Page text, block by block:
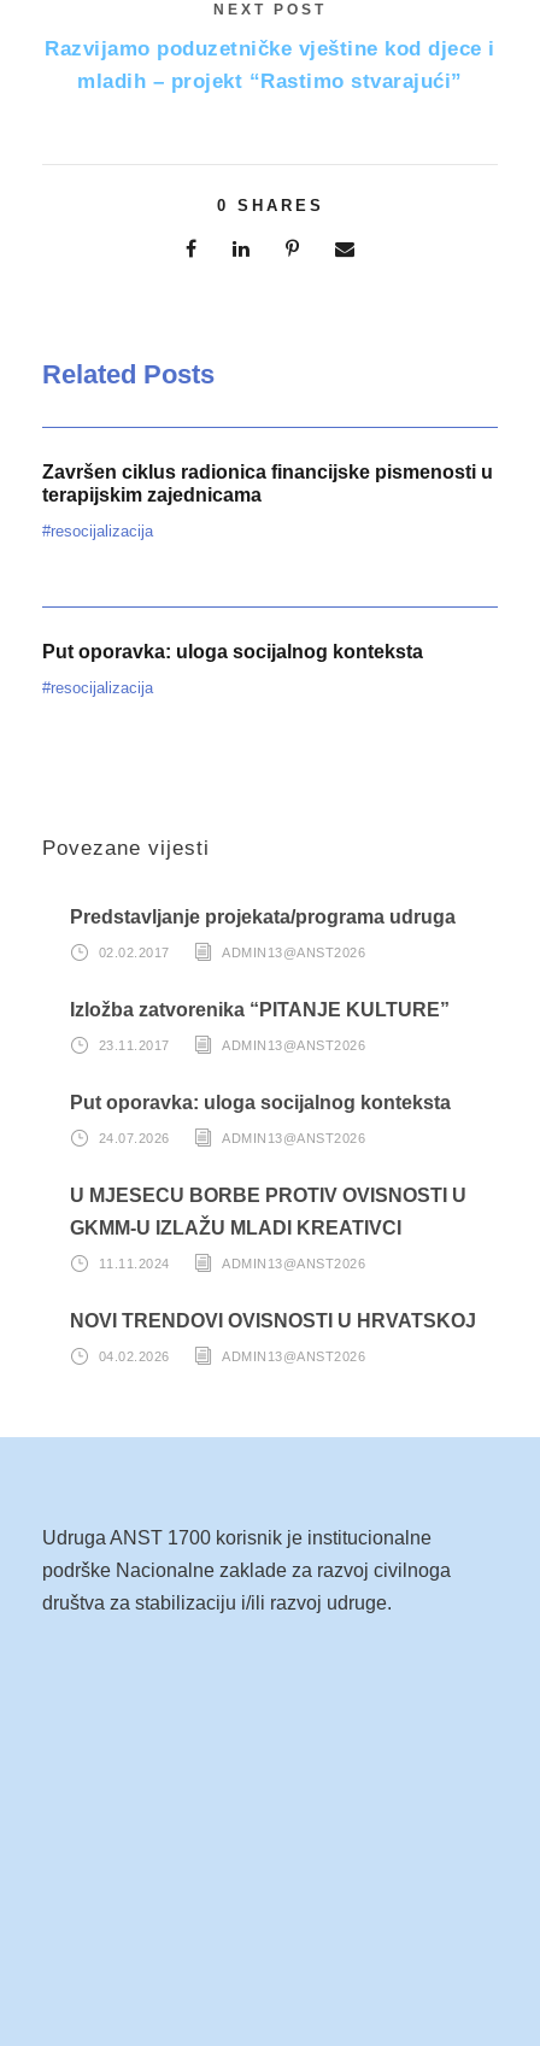
NEXT POST
Razvijamo poduzetničke vještine kod djece i
mladih – projekt “Rastimo stvarajući”
0 SHARES
Related Posts
Završen ciklus radionica financijske pismenosti u
terapijskim zajednicama
#resocijalizacija
Put oporavka: uloga socijalnog konteksta
#resocijalizacija
Povezane vijesti
Predstavljanje projekata/programa udruga
02.02.2017 ADMIN13@ANST2026
Izložba zatvorenika “PITANJE KULTURE”
23.11.2017 ADMIN13@ANST2026
Put oporavka: uloga socijalnog konteksta
24.07.2026 ADMIN13@ANST2026
U MJESECU BORBE PROTIV OVISNOSTI U
GKMM-U IZLAŽU MLADI KREATIVCI
11.11.2024 ADMIN13@ANST2026
NOVI TRENDOVI OVISNOSTI U HRVATSKOJ
04.02.2026 ADMIN13@ANST2026
Udruga ANST 1700 korisnik je institucionalne
podrške Nacionalne zaklade za razvoj civilnoga
društva za stabilizaciju i/ili razvoj udruge.